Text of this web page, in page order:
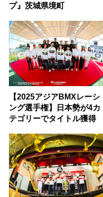
プ』茨城県境町
【2025アジアBMXレーシ
ング選手権】日本勢が4カ
テゴリーでタイトル獲得